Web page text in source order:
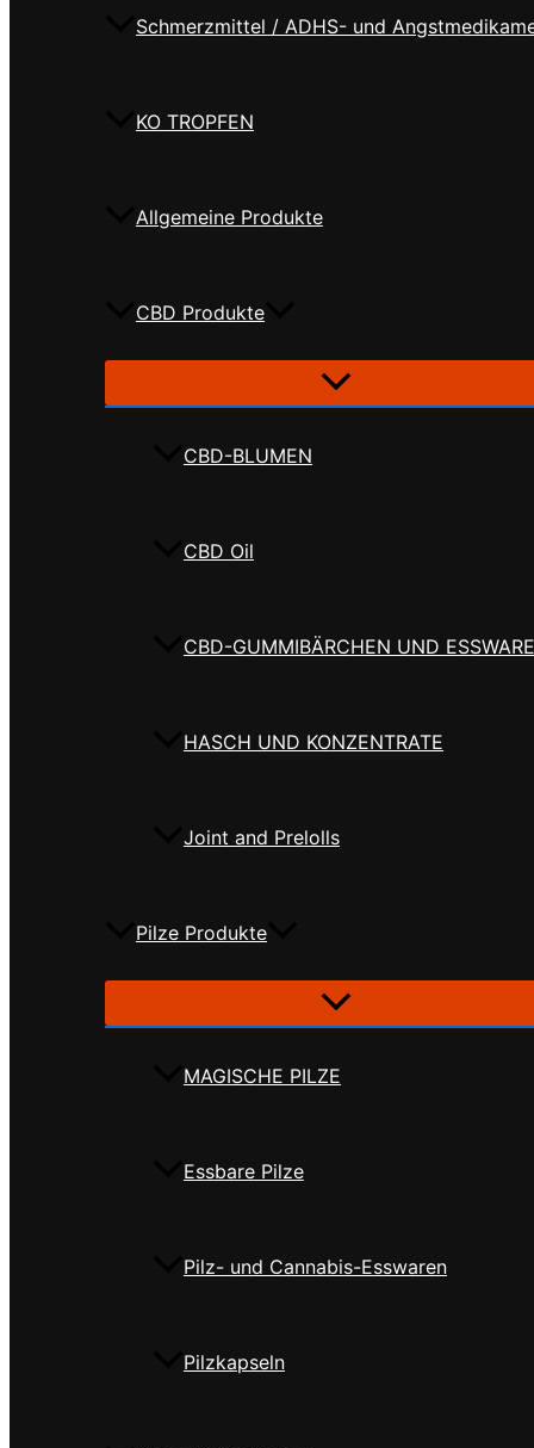
Schmerzmittel / ADHS- und
KO TROPFEN
Allgemeine Produkte
CBD Produkte
CBD-BLUMEN
CBD Oil
CBD-GUMMIBÄRCHEN UND
HASCH UND KONZENTRATE
Joint and Prelolls
Pilze Produkte
MAGISCHE PILZE
Essbare Pilze
Pilz- und Cannabis-Esswaren
Pilzkapseln